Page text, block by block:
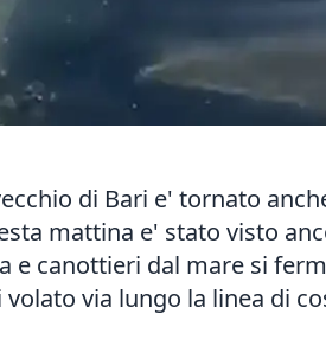
di Bari e' tornato
mattina e' stato visto
e canottieri dal mare si
via lungo la linea di